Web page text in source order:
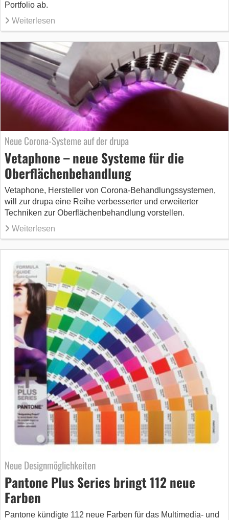
Portfolio ab.
Weiterlesen
Neue Corona-Systeme auf der drupa
Vetaphone – neue Systeme für die
Oberflächenbehandlung
Vetaphone, Hersteller von Corona-Behandlungssystemen,
will zur drupa eine Reihe verbesserter und erweiterter
Techniken zur Oberflächenbehandlung vorstellen.
Weiterlesen
Neue Designmöglichkeiten
Pantone Plus Series bringt 112 neue
Farben
Pantone kündigte 112 neue Farben für das Multimedia- und